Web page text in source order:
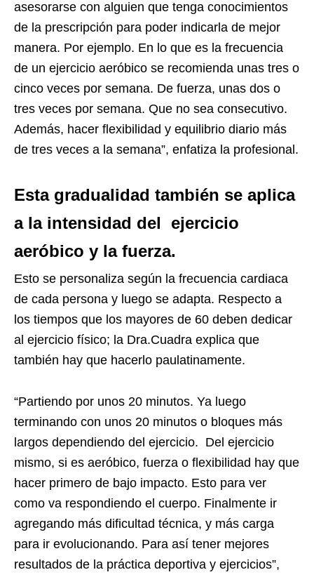
asesorarse con alguien que tenga conocimientos
de la prescripción para poder indicarla de mejor
manera. Por ejemplo. En lo que es la frecuencia
de un ejercicio aeróbico se recomienda unas tres o
cinco veces por semana. De fuerza, unas dos o
tres veces por semana. Que no sea consecutivo.
Además, hacer flexibilidad y equilibrio diario más
de tres veces a la semana”, enfatiza la profesional.
Esta gradualidad también se aplica
a la intensidad del ejercicio
aeróbico y la fuerza.
Esto se personaliza según la frecuencia cardiaca
de cada persona y luego se adapta. Respecto a
los tiempos que los mayores de 60 deben dedicar
al ejercicio físico; la Dra.Cuadra explica que
también hay que hacerlo paulatinamente.
“Partiendo por unos 20 minutos. Ya luego
terminando con unos 20 minutos o bloques más
largos dependiendo del ejercicio. Del ejercicio
mismo, si es aeróbico, fuerza o flexibilidad hay que
hacer primero de bajo impacto. Esto para ver
como va respondiendo el cuerpo. Finalmente ir
agregando más dificultad técnica, y más carga
para ir evolucionando. Para así tener mejores
resultados de la práctica deportiva y ejercicios”,